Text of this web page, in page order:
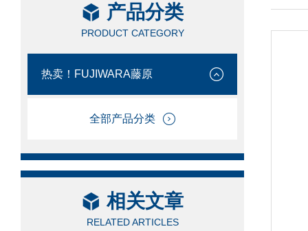
产品分类
PRODUCT CATEGORY
热卖！FUJIWARA藤原
全部产品分类
相关文章
RELATED ARTICLES
/